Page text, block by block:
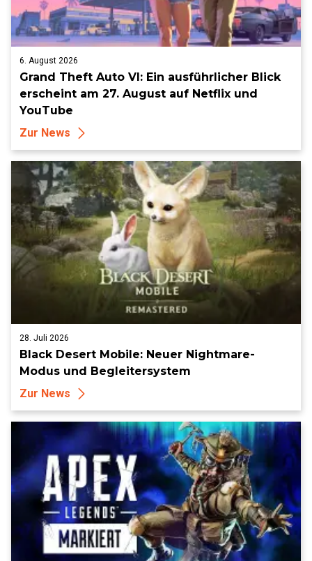
6. August 2026
Grand Theft Auto VI: Ein ausführlicher Blick
erscheint am 27. August auf Netflix und
YouTube
Zur News
28. Juli 2026
Black Desert Mobile: Neuer Nightmare-
Modus und Begleitersystem
Zur News